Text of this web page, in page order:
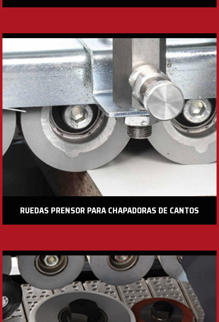
RUEDAS PRENSOR PARA CHAPADORAS DE CANTOS